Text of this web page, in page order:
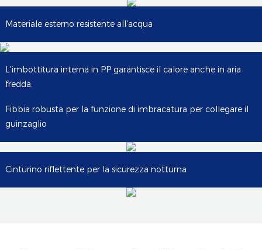
Materiale esterno resistente all'acqua
L'imbottitura interna in PP garantisce il calore anche in aria
fredda.
Fibbia robusta per la funzione di imbracatura per collegare il
guinzaglio
Cinturino riflettente per la sicurezza notturna